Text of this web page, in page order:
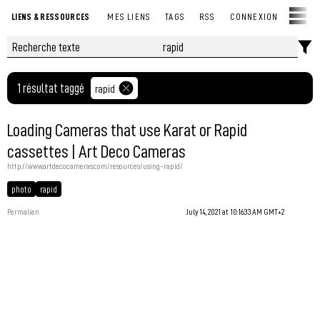
LIENS & RESSOURCES MES LIENS TAGS RSS CONNEXION
1 résultat taggé rapid
Loading Cameras that use Karat or Rapid
cassettes | Art Deco Cameras
http://www.artdecocameras.com/resources/using-rapid/
photo rapid
Permalien July 14, 2021 at 10:16:33 AM GMT+2